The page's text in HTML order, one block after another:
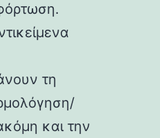
τη
και την